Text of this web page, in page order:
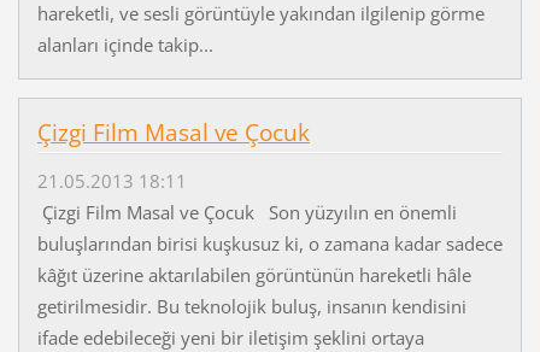
hareketli, ve sesli görüntüyle yakından ilgilenip görme
alanları içinde takip...
Çizgi Film Masal ve Çocuk
21.05.2013 18:11
Çizgi Film Masal ve Çocuk Son yüzyılın en önemli
buluşlarından birisi kuşkusuz ki, o zamana kadar sadece
kâğıt üzerine aktarılabilen görüntünün hareketli hâle
getirilmesidir. Bu teknolojik buluş, insanın kendisini
ifade edebileceği yeni bir iletişim şeklini ortaya